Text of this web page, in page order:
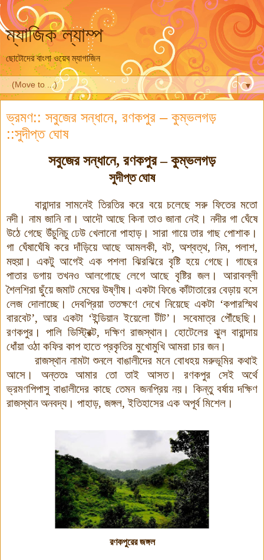
ম্যাজিক ল্যাম্প
ছোটোদের বাংলা ওয়েব ম্যাগাজিন
▼
ভ্রমণ:: সবুজের সন্ধানে, রণকপুর – কুম্ভলগড়
::সুদীপ্ত ঘোষ
সবুজের সন্ধানে, রণকপুর – কুম্ভলগড়
সুদীপ্ত ঘোষ
বারান্দার সামনেই তিরতির করে বয়ে চলেছে সরু ফিতের মতো
নদী। নাম জানি না। আদৌ আছে কিনা তাও জানা নেই। নদীর গা ঘেঁষে
উঠে গেছে উঁচুনিচু ঢেউ খেলানো পাহাড়। সারা গায়ে তার গাছ পোশাক।
গা ঘেঁষাঘেঁষি করে দাঁড়িয়ে আছে আমলকী, বট, অশ্বত্থ, নিম, পলাশ,
মহুয়া ।একটু আগেই এক পশলা ঝিরঝিরে বৃষ্টি হয়ে গেছে। গাছের
পাতার ডগায় তখনও আলগোছে লেগে আছে বৃষ্টির জল। আরাবল্লী
শৈলশিরা ছুঁয়ে জমাট মেঘের উষ্ণীষ। একটা ফিঙে কাঁটাতারের বেড়ায় বসে
লেজ দোলাচ্ছে। দেবপ্রিয়া ততক্ষণে দেখে নিয়েছে একটা ‘কপারস্মিথ
বারবেট’, আর একটা ‘ইন্ডিয়ান ইয়েলো টীট’ ।
সবেমাত্র পৌঁছেছি।
রণকপুর। পালি ডিস্ট্রিক্ট, দক্ষিণ রাজস্থান। হোটেলের ঝুল বারান্দায়
ধোঁয়া ওঠা কফির কাপ হাতে প্রকৃতির মুখোমুখি আমরা চার জন।
রাজস্থান নামটা শুনলে বাঙালীদের মনে বোধহয় মরুভূমির কথাই
আসে। অন্ততঃ আমার তো তাই আসত। রণকপুর সেই অর্থে
ভ্রমণপিপাসু বাঙালীদের কাছে তেমন জনপ্রিয় নয়। কিন্তু বর্ষায় দক্ষিণ
রাজস্থান অনবদ্য। পাহাড়, জঙ্গল, ইতিহাসের এক অপূর্ব মিশেল।
রণকপুরের জঙ্গল